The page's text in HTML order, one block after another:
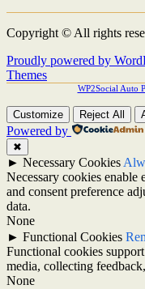
Copyright © All rights
Proudly powered by
Themes
WP2Social Auto
Customize Reject All
Powered by
✖
► Necessary Cookies
Necessary cookies enable
and consent preference
data.
None
► Functional Cookies
Functional cookies
media, collecting
None